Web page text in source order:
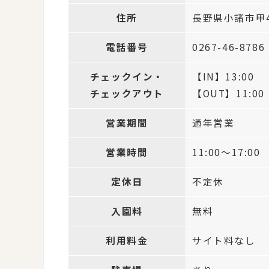
住所 長野県小諸市
電話番号 0267-46-8786
チェックイン・
チェックアウト
【IN】13:00
【OUT】11:00
営業期間 通年営業
営業時間 11:00～17:00
定休日 不定休
入園料 無料
利用料金 サイト料なし